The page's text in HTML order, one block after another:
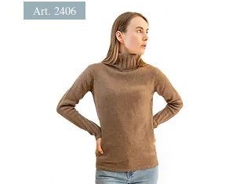
Art. 2406